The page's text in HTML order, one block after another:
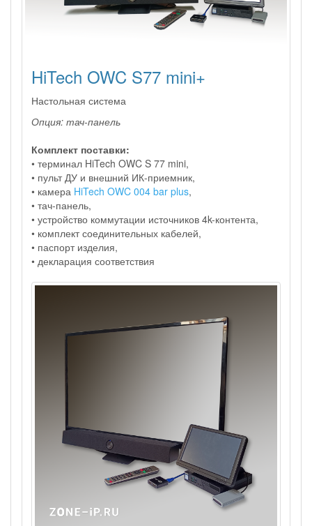
HiTech OWC S77 mini+
Настольная система
Опция: тач-панель
Комплект поставки:
• терминал HiTech OWC S 77 mini,
• пульт ДУ и внешний ИК-приемник,
• камера HiTech OWC 004 bar plus,
• тач-панель,
• устройство коммутации источников 4k-контента,
• комплект соединительных кабелей,
• паспорт изделия,
• декларация соответствия